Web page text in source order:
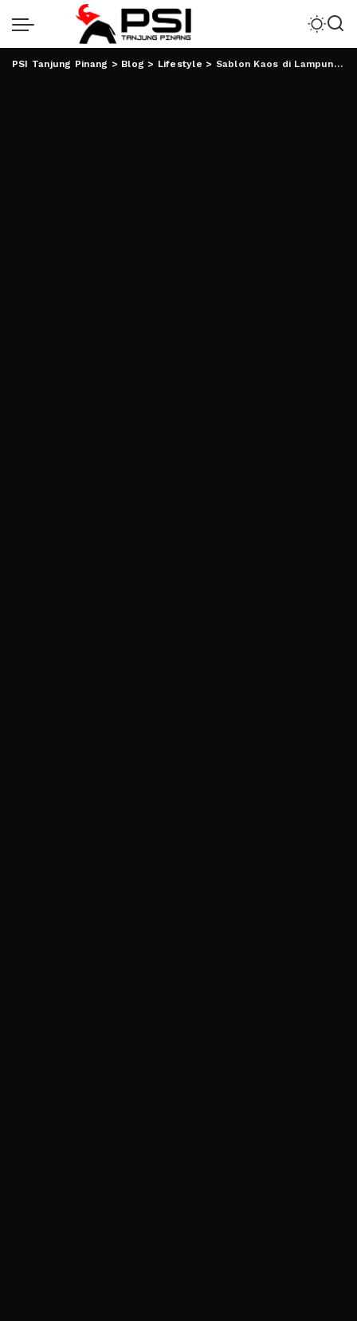
PSI Tanjung Pinang > Blog > Lifestyle > Sablon Kaos di Lampung: Menghadirkan Kreativitas di Setiap Gaya